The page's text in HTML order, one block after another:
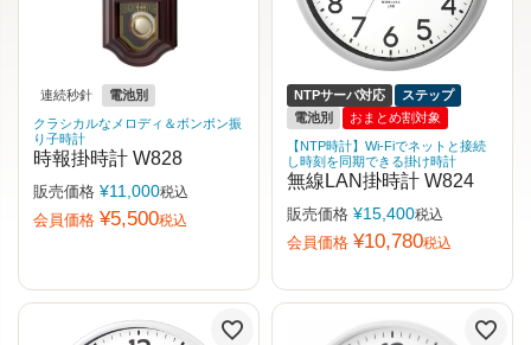
連続秒針
電池別
クラシカルなメロディ＆ボンボン振
り子時計
時報掛時計 W828
販売価格 ¥11,000税込
会員価格 ¥5,500税込
NTPサーバ対応
ステップ
電池別
おまとめ割対象
【NTP時計】Wi-Fiでネットと接続
し時刻を同期できる掛け時計
無線LAN掛時計 W824
販売価格 ¥15,400税込
会員価格 ¥10,780税込